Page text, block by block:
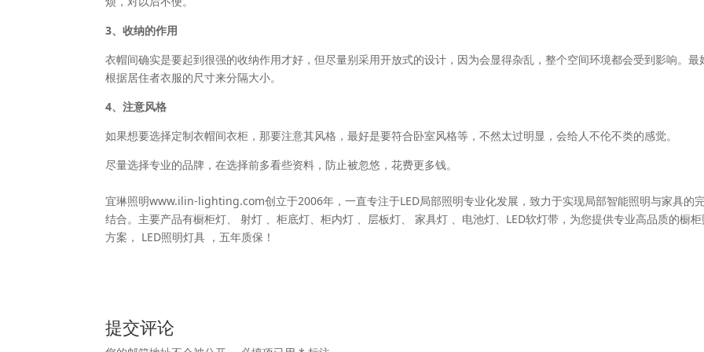
3、收纳的作用
衣帽间确实是要起到很强的收纳作用才好，但尽量别采用开放式的设计，因为会显得杂乱，整个空间环境都会受到影响。最
根据居住者衣服的尺寸来分隔大小。
4、注意风格
如果想要选择定制衣帽间衣柜，那要注意其风格，最好是要符合卧室风格等，不然太过明显，会给人不伦不类的感觉。
尽量选择专业的品牌，在选择前多看些资料，防止被忽悠，花费更多钱。
宜琳照明www.ilin-lighting.com创立于2006年，一直专注于LED局部照明专业化发展，致力于实现局部智能照明与家具的
结合。主要产品有橱柜灯、 射灯 、柜底灯、柜内灯 、层板灯、 家具灯 、电池灯、LED软灯带，为您提供专业高品质的橱柜
方案， LED照明灯具 ，五年质保！
提交评论